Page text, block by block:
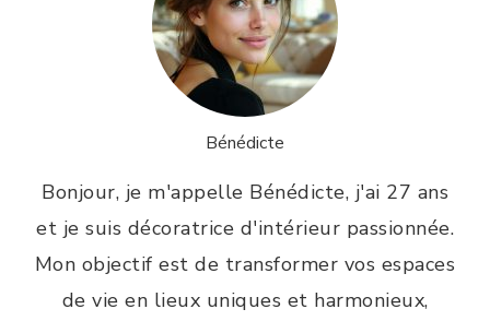
Bénédicte
Bonjour, je m'appelle Bénédicte, j'ai 27 ans
et je suis décoratrice d'intérieur passionnée.
Mon objectif est de transformer vos espaces
de vie en lieux uniques et harmonieux,